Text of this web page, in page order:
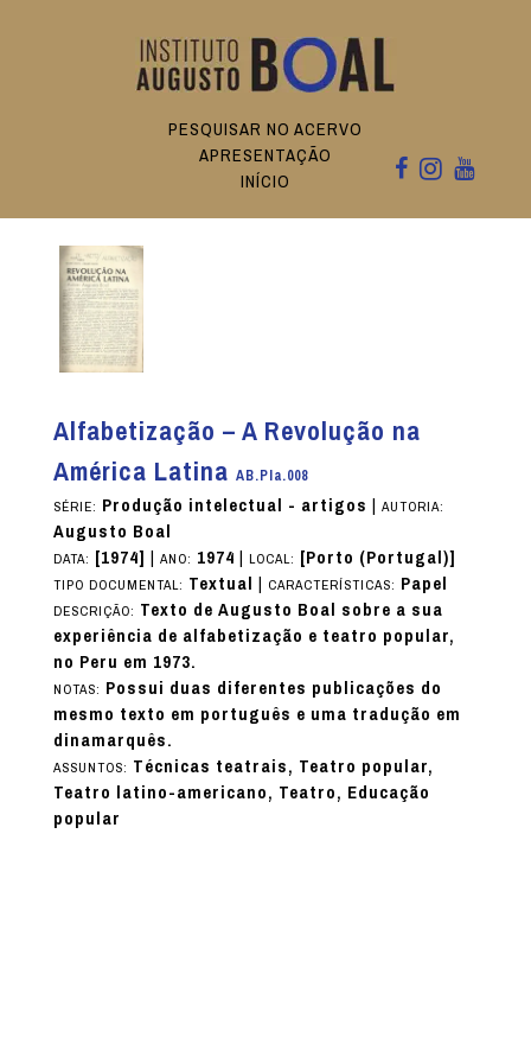
PESQUISAR NO ACERVO
APRESENTAÇÃO
INÍCIO
Alfabetização – A Revolução na
América Latina AB.PIa.008
SÉRIE: Produção intelectual - artigos | AUTORIA:
Augusto Boal
DATA: [1974] | ANO: 1974| LOCAL: [Porto (Portugal)]
TIPO DOCUMENTAL: Textual | CARACTERÍSTICAS: Papel
DESCRIÇÃO: Texto de Augusto Boal sobre a sua
experiência de alfabetização e teatro popular,
no Peru em 1973.
NOTAS: Possui duas diferentes publicações do
mesmo texto em português e uma tradução em
dinamarquês.
ASSUNTOS: Técnicas teatrais, Teatro popular,
Teatro latino-americano, Teatro, Educação
popular